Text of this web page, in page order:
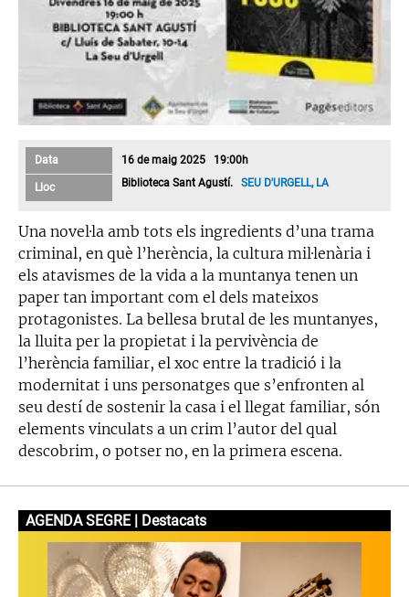
Data 16 de maig 2025 19:00h
Lloc Biblioteca Sant Agustí.SEU D'URGELL, LA
Una novel·la amb tots els ingredients d’una trama
criminal, en què l’herència, la cultura mil·lenària i
els atavismes de la vida a la muntanya tenen un
paper tan important com el dels mateixos
protagonistes. La bellesa brutal de les muntanyes,
la lluita per la propietat i la pervivència de
l’herència familiar, el xoc entre la tradició i la
modernitat i uns personatges que s’enfronten al
seu destí de sostenir la casa i el llegat familiar, són
elements vinculats a un crim l’autor del qual
descobrim, o potser no, en la primera escena.
AGENDA SEGRE | Destacats